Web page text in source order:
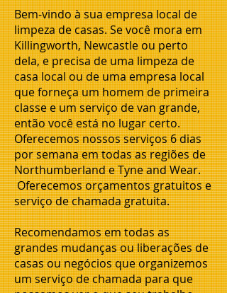
Bem-vindo à sua empresa local de
limpeza de casas. Se você mora em
Killingworth, Newcastle ou perto
dela, e precisa de uma limpeza de
casa local ou de uma empresa local
que forneça um homem de primeira
classe e um serviço de van grande,
então você está no lugar certo.
Oferecemos nossos serviços 6 dias
por semana em todas as regiões de
Northumberland e Tyne and Wear.
Oferecemos orçamentos gratuitos e
serviço de chamada gratuita.
Recomendamos em todas as
grandes mudanças ou liberações de
casas ou negócios que organizemos
um serviço de chamada para que